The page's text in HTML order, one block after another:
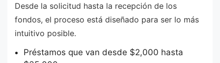
Desde la solicitud hasta la recepción de los
fondos, el proceso está diseñado para ser lo más
intuitivo posible.
Préstamos que van desde $2,000 hasta